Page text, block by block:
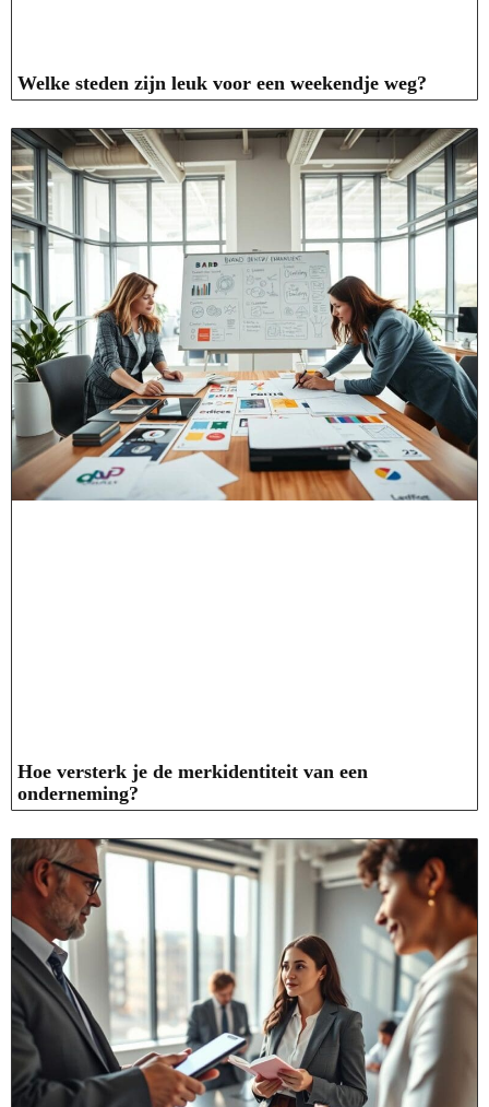
Welke steden zijn leuk voor een weekendje weg?
Hoe versterk je de merkidentiteit van een
onderneming?